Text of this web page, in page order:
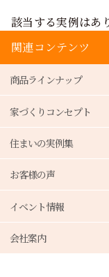
該当する実例はあ
関連コンテンツ
商品ラインナップ
家づくりコンセプト
住まいの実例集
お客様の声
イベント情報
会社案内